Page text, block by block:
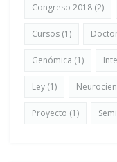
Congreso 2018 (2)
Cursos (1)
Genómica (1)
Ley (1)
Proyecto (1)